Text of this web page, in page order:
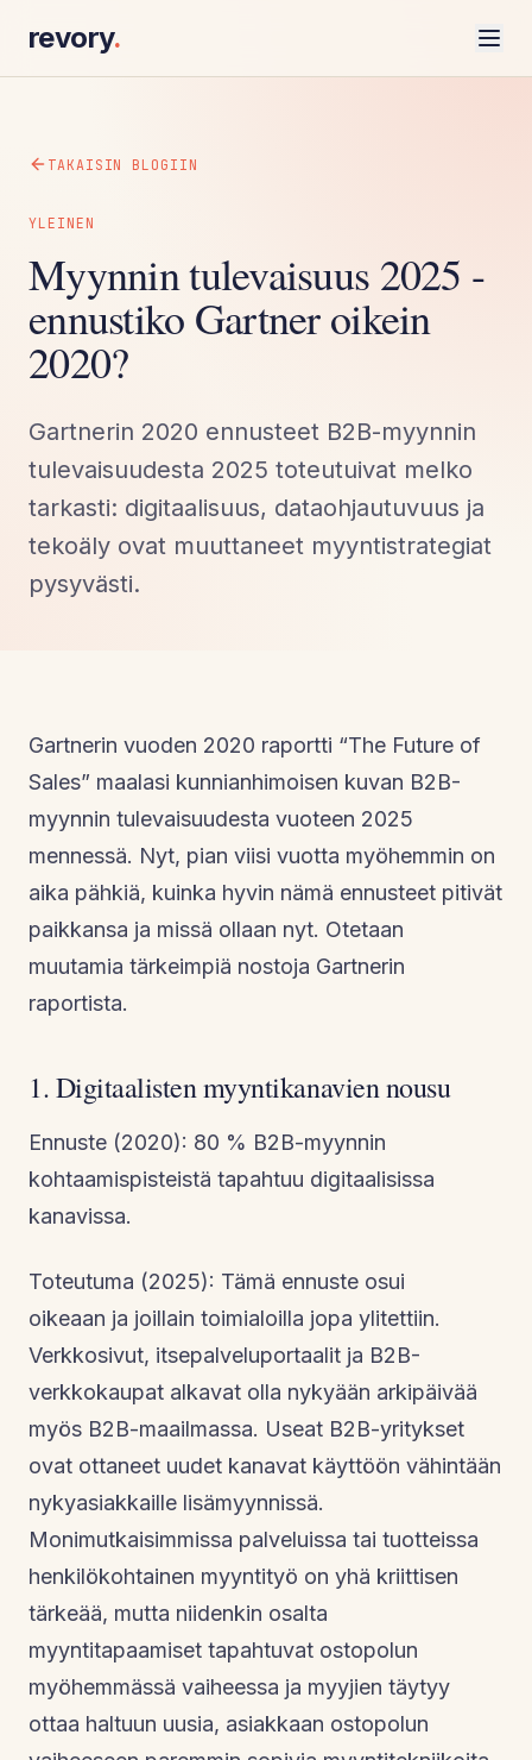
revory.
TAKAISIN BLOGIIN
YLEINEN
Myynnin tulevaisuus 2025 -
ennustiko Gartner oikein
2020?
Gartnerin 2020 ennusteet B2B-myynnin
tulevaisuudesta 2025 toteutuivat melko
tarkasti: digitaalisuus, dataohjautuvuus ja
tekoäly ovat muuttaneet myyntistrategiat
pysyvästi.
Gartnerin vuoden 2020 raportti “The Future of
Sales” maalasi kunnianhimoisen kuvan B2B-
myynnin tulevaisuudesta vuoteen 2025
mennessä. Nyt, pian viisi vuotta myöhemmin on
aika pähkiä, kuinka hyvin nämä ennusteet pitivät
paikkansa ja missä ollaan nyt. Otetaan
muutamia tärkeimpiä nostoja Gartnerin
raportista.
1. Digitaalisten myyntikanavien nousu
Ennuste (2020): 80 % B2B-myynnin
kohtaamispisteistä tapahtuu digitaalisissa
kanavissa.
Toteutuma (2025): Tämä ennuste osui
oikeaan ja joillain toimialoilla jopa ylitettiin.
Verkkosivut, itsepalveluportaalit ja B2B-
verkkokaupat alkavat olla nykyään arkipäivää
myös B2B-maailmassa. Useat B2B-yritykset
ovat ottaneet uudet kanavat käyttöön vähintään
nykyasiakkaille lisämyynnissä.
Monimutkaisimmissa palveluissa tai tuotteissa
henkilökohtainen myyntityö on yhä kriittisen
tärkeää, mutta niidenkin osalta
myyntitapaamiset tapahtuvat ostopolun
myöhemmässä vaiheessa ja myyjien täytyy
ottaa haltuun uusia, asiakkaan ostopolun